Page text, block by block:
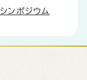
ンポジウム